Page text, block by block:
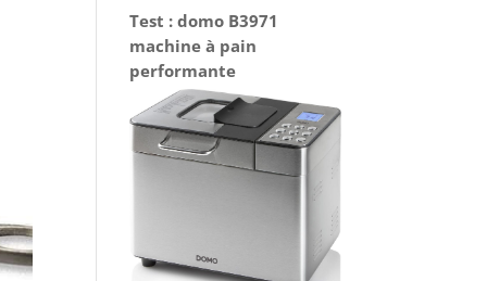
Test : domo B3971
machine à pain
performante